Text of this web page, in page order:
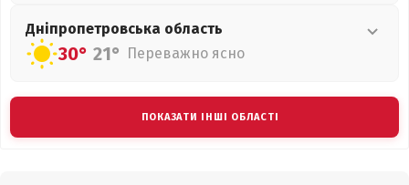
Дніпропетровська область
30° 21° Переважно ясно
ПОКАЗАТИ ІНШІ ОБЛАСТІ